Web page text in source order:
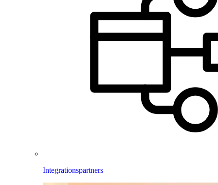
Integrationspartners